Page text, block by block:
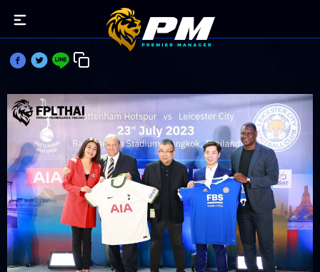
สเปอร์ส-เลสเตอร์ ยืนยันหวดที่ไทย 23 ก.ค.นี้